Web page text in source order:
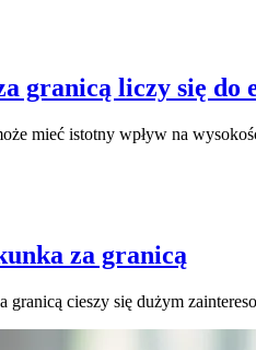
granicą liczy się do
mieć istotny wpływ na
za granicą
granicą cieszy się dużym